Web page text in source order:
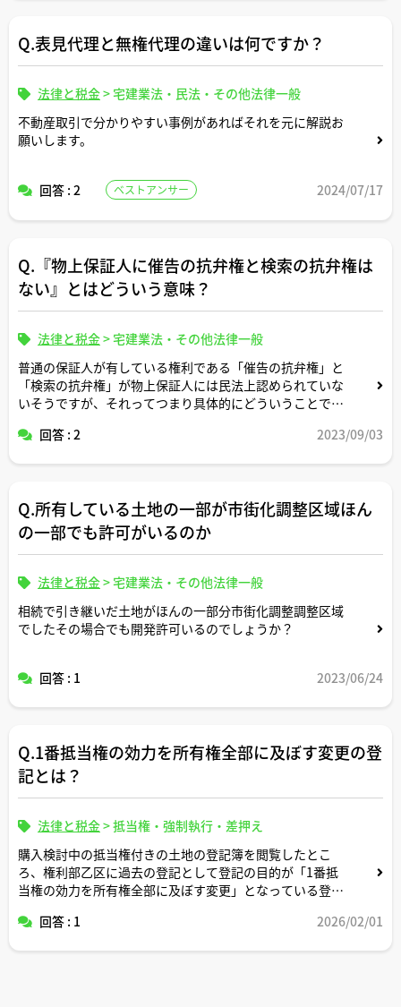
Q.表見代理と無権代理の違いは何ですか？
法律と税金>宅建業法・民法・その他法律一般
不動産取引で分かりやすい事例があればそれを元に解説お
願いします。
回答 : 2 ベストアンサー 2024/07/17
Q.『物上保証人に催告の抗弁権と検索の抗弁権は
ない』とはどういう意味？
法律と税金>宅建業法・その他法律一般
普通の保証人が有している権利である「催告の抗弁権」と
「検索の抗弁権」が物上保証人には民法上認められていな
いそうですが、それってつまり具体的にどういうことです
私のような法律素人にも分かるように噛み砕いてご説明い
ただけますと幸いです。
回答 : 2 2023/09/03
Q.所有している土地の一部が市街化調整区域ほん
の一部でも許可がいるのか
法律と税金>宅建業法・その他法律一般
相続で引き継いだ土地がほんの一部分市街化調整調整区域
でしたその場合でも開発許可いるのでしょうか？
回答 : 1 2023/06/24
Q.1番抵当権の効力を所有権全部に及ぼす変更の登
記とは？
法律と税金>抵当権・強制執行・差押え
購入検討中の抵当権付きの土地の登記簿を閲覧したとこ
ろ、権利部乙区に過去の登記として登記の目的が「1番抵
当権の効力を所有権全部に及ぼす変更」となっている登記
回答 : 1 2026/02/01